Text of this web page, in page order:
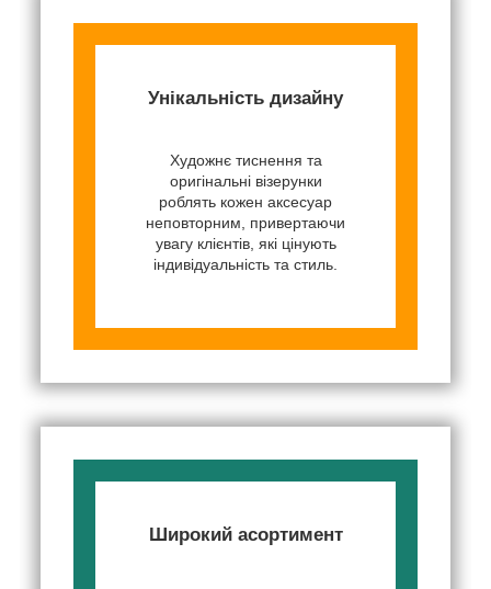
Унікальність дизайну
Художнє тиснення та
оригінальні візерунки
роблять кожен аксесуар
неповторним, привертаючи
увагу клієнтів, які цінують
індивідуальність та стиль.
Широкий асортимент